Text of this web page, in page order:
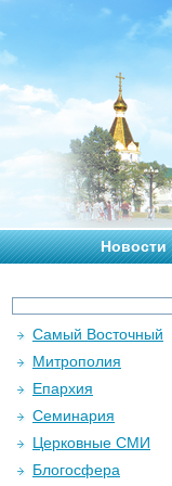
Новости
Самый Восточный
Митрополия
Епархия
Семинария
Церковные СМИ
Блогосфера